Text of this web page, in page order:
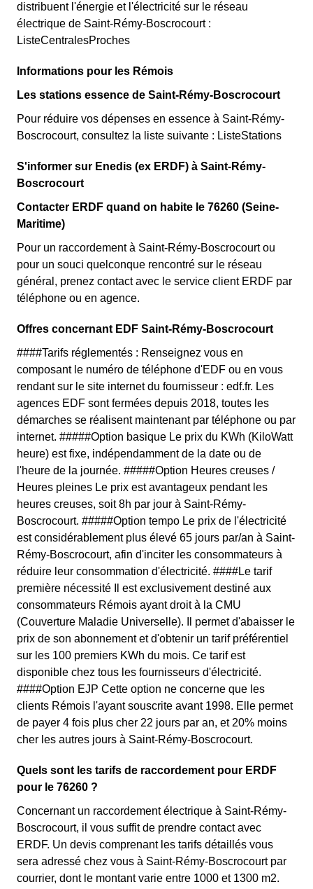
distribuent l'énergie et l'électricité sur le réseau
électrique de Saint-Rémy-Boscrocourt :
ListeCentralesProches
Informations pour les Rémois
Les stations essence de Saint-Rémy-Boscrocourt
Pour réduire vos dépenses en essence à Saint-Rémy-
Boscrocourt, consultez la liste suivante : ListeStations
S'informer sur Enedis (ex ERDF) à Saint-Rémy-
Boscrocourt
Contacter ERDF quand on habite le 76260 (Seine-
Maritime)
Pour un raccordement à Saint-Rémy-Boscrocourt ou
pour un souci quelconque rencontré sur le réseau
général, prenez contact avec le service client ERDF par
téléphone ou en agence.
Offres concernant EDF Saint-Rémy-Boscrocourt
####Tarifs réglementés : Renseignez vous en
composant le numéro de téléphone d'EDF ou en vous
rendant sur le site internet du fournisseur : edf.fr. Les
agences EDF sont fermées depuis 2018, toutes les
démarches se réalisent maintenant par téléphone ou par
internet. #####Option basique Le prix du KWh (KiloWatt
heure) est fixe, indépendamment de la date ou de
l'heure de la journée. #####Option Heures creuses /
Heures pleines Le prix est avantageux pendant les
heures creuses, soit 8h par jour à Saint-Rémy-
Boscrocourt. #####Option tempo Le prix de l'électricité
est considérablement plus élevé 65 jours par/an à Saint-
Rémy-Boscrocourt, afin d'inciter les consommateurs à
réduire leur consommation d'électricité. ####Le tarif
première nécessité Il est exclusivement destiné aux
consommateurs Rémois ayant droit à la CMU
(Couverture Maladie Universelle). Il permet d'abaisser le
prix de son abonnement et d'obtenir un tarif préférentiel
sur les 100 premiers KWh du mois. Ce tarif est
disponible chez tous les fournisseurs d'électricité.
####Option EJP Cette option ne concerne que les
clients Rémois l'ayant souscrite avant 1998. Elle permet
de payer 4 fois plus cher 22 jours par an, et 20% moins
cher les autres jours à Saint-Rémy-Boscrocourt.
Quels sont les tarifs de raccordement pour ERDF
pour le 76260 ?
Concernant un raccordement électrique à Saint-Rémy-
Boscrocourt, il vous suffit de prendre contact avec
ERDF. Un devis comprenant les tarifs détaillés vous
sera adressé chez vous à Saint-Rémy-Boscrocourt par
courrier, dont le montant varie entre 1000 et 1300 m2.